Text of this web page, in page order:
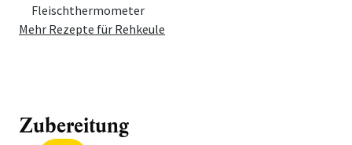
Fleischthermometer
Mehr Rezepte für Rehkeule
Zubereitung